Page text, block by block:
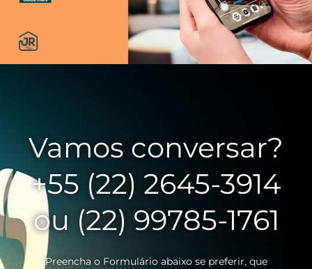
Vamos conversar?
+55 (22) 2645-3914
ou (22) 99785-1761
Preencha o Formulário abaixo se preferir, que